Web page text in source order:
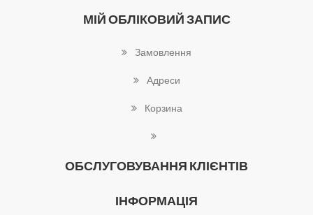
МІЙ ОБЛІКОВИЙ ЗАПИС
Замовлення
Адреси
Корзина
ОБСЛУГОВУВАННЯ КЛІЄНТІВ
ІНФОРМАЦІЯ